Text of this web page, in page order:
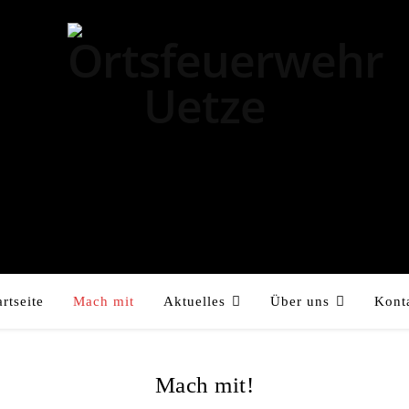
Mach mit Aktuelles Über uns
Mach mit!